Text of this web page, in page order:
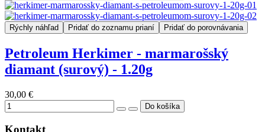
Rýchly náhľad Pridať do zoznamu prianí Pridať do porovnávania
Petroleum Herkimer - marmarošský
diamant (surový) - 1.20g
30,00 €